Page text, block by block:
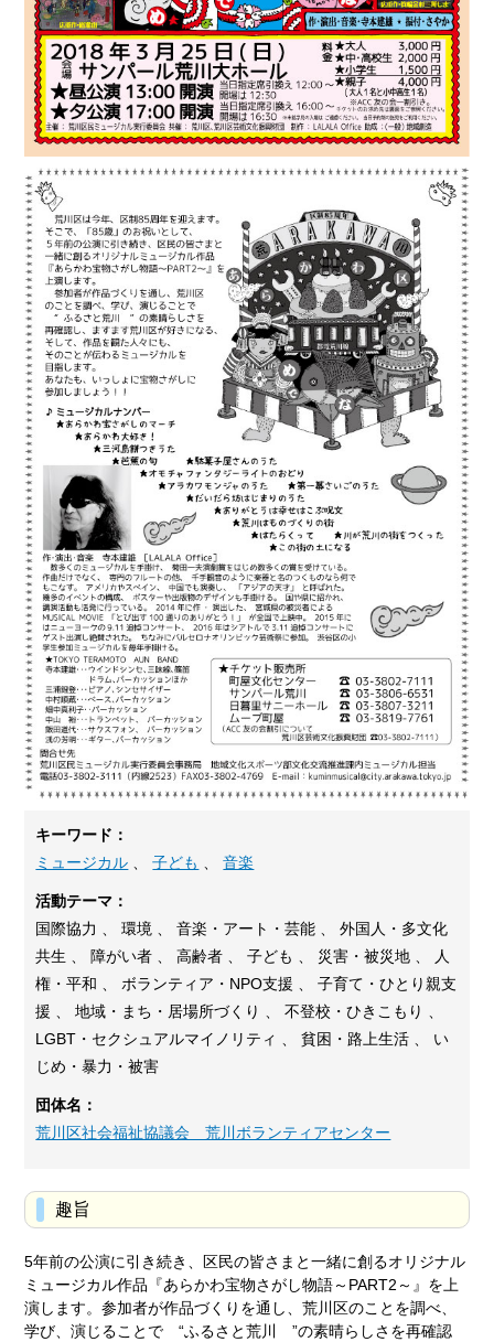
キーワード：
ミュージカル 、子ども 、音楽
活動テーマ：
国際協力 、 環境 、 音楽・アート・芸能 、 外国人・多文化
共生 、 障がい者 、 高齢者 、 子ども 、 災害・被災地 、 人
権・平和 、 ボランティア・NPO支援 、 子育て・ひとり親支
援 、 地域・まち・居場所づくり 、 不登校・ひきこもり 、
LGBT・セクシュアルマイノリティ 、 貧困・路上生活 、 い
じめ・暴力・被害
団体名：
荒川区社会福祉協議会 荒川ボランティアセンター
趣旨
5年前の公演に引き続き、区民の皆さまと一緒に創るオリジナル
ミュージカル作品『あらかわ宝物さがし物語～PART2～』を上
演します。参加者が作品づくりを通し、荒川区のことを調べ、
学び、演じることで “ふるさと荒川 ”の素晴らしさを再確認